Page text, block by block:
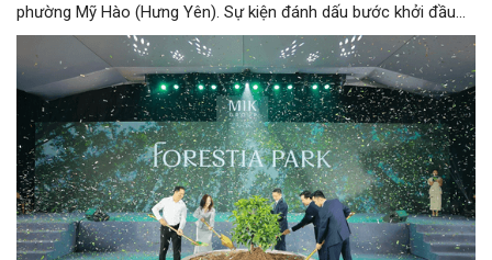
phường Mỹ Hào (Hưng Yên). Sự kiện đánh dấu bước khởi đầu
trong hành trình phát triển thương hiệu khu đô thị Forestia, lấy
cảm hứng từ những giá trị văn hóa Việt và được thể hiện bằng
ngôn ngữ của đô thị đương đại.